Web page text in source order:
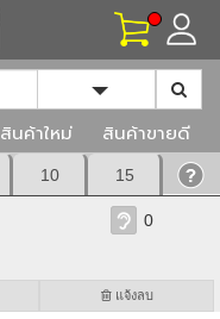
Toggle
สินค้าใหม่ สินค้าขายดี
10 15
0
แจ้งลบ